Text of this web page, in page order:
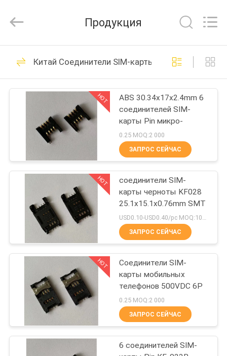
ДОМ
ПРОДУКТЫ
ПУТЕШЕСТВИЕ
ПРОВЕРКА
КАЧЕСТВА
СВЯЖИТЕСЬ
НОВОСТИ
СЛУЧАИ
поставщик.
Copyright
-
highgain-
antenna.com.
Rights
высокая антенна
вифи увеличения
110
Антенны GSM
31
антенны 4G
Продукция
Китай Соединители SIM-карты
HOT
ABS 30.34x17x2.4mm 6
соединителей SIM-
карты Pin микро-
0.25 MOQ:2 000
ЗАПРОС СЕЙЧАС
HOT
соединители SIM-
карты черноты KF028
25.1x15.1x0.76mm SMT
ЗАПРОС СЕЙЧАС
HOT
Соединители SIM-
карты мобильных
телефонов 500VDC 6P
0.25 MOQ:2 000
ЗАПРОС СЕЙЧАС
6 соединителей SIM-